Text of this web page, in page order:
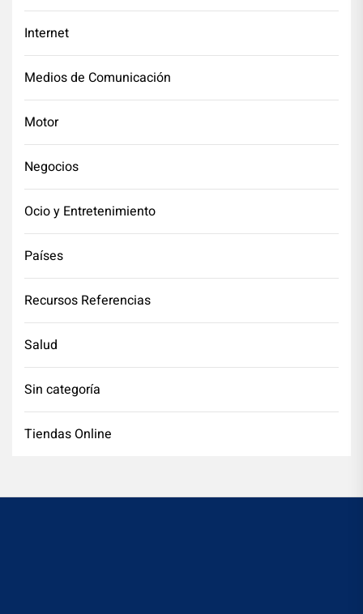
Internet
Medios de Comunicación
Motor
Negocios
Ocio y Entretenimiento
Países
Recursos Referencias
Salud
Sin categoría
Tiendas Online